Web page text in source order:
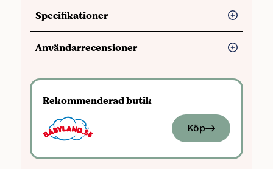
Specifikationer
Extra förvaring
Hög maxvikt
Förvaringskorgen kan omvandlas till
ryggsäck
Maxvikt: 22 kg
Vagnens vikt: 6,7 kg
Justerbart ryggstöd: Ja
Användarrecensioner
Lätt att köra med en hand
Väldigt smidig
Lätt att fälla ihop
Nackdelar
Rekommenderad butik
Köp